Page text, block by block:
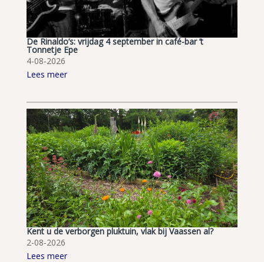
De Rinaldo’s: vrijdag 4 september in café-bar ’t
Tonnetje Epe
4-08-2026
Lees meer
Kent u de verborgen pluktuin, vlak bij Vaassen al?
2-08-2026
Lees meer